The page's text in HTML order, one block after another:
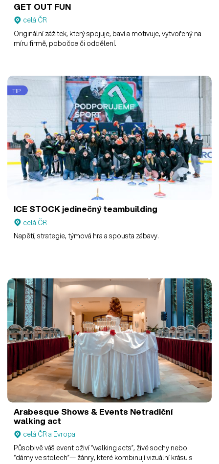
GET OUT FUN
celá ČR
Originální zážitek, který spojuje, baví a motivuje, vytvořený na
míru firmě, pobočce či oddělení.
TIP
ICE STOCK jedinečný teambuilding
celá ČR
Napětí, strategie, týmová hra a spousta zábavy.
Arabesque Shows & Events Netradiční
walking act
celá ČR a Evropa
Působivě váš event oživí “walking acts”, živé sochy nebo
“dámy ve stolech”— žánry, které kombinují vizuální krásu s